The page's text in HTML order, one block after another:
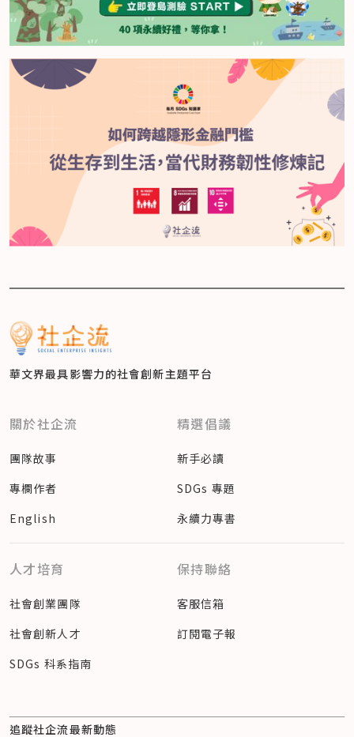
華文界最具影響力的社會創新主題平台
關於社企流
團隊故事
專欄作者
English
精選倡議
新手必讀
SDGs 專題
永續力專書
人才培育
社會創業團隊
社會創新人才
SDGs 科系指南
保持聯絡
客服信箱
訂閱電子報
追蹤社企流最新動態